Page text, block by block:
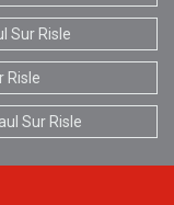
Sur Risle
Risle
Sur Risle